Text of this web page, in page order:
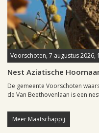
Voorschoten, 7 augustus 2026,
Nest Aziatische
De gemeente Voorschoten
de Van Beethovenlaan is een
Meer Maatschappij